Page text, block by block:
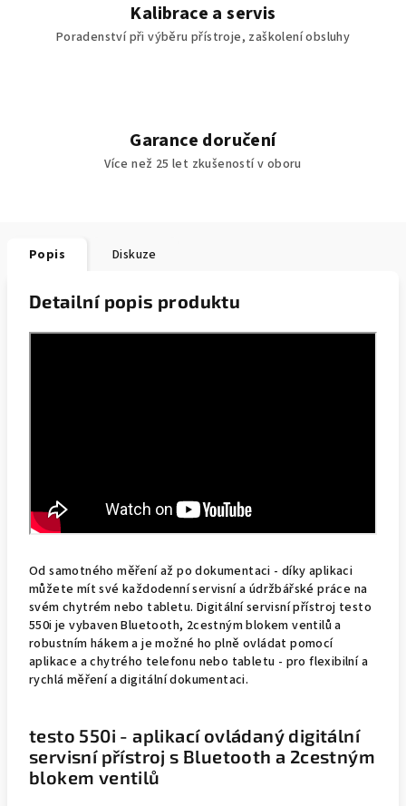
Kalibrace a servis
Poradenství při výběru přístroje, zaškolení obsluhy
Garance doručení
Více než 25 let zkušeností v oboru
Popis Diskuze
Detailní popis produktu
Od samotného měření až po dokumentaci - díky aplikaci
můžete mít své každodenní servisní a údržbářské práce na
svém chytrém nebo tabletu. Digitální servisní přístroj testo
550i je vybaven Bluetooth, 2cestným blokem ventilů a
robustním hákem a je možné ho plně ovládat pomocí
aplikace a chytrého telefonu nebo tabletu - pro flexibilní a
rychlá měření a digitální dokumentaci.
testo 550i - aplikací ovládaný digitální
servisní přístroj s Bluetooth a 2cestným
blokem ventilů